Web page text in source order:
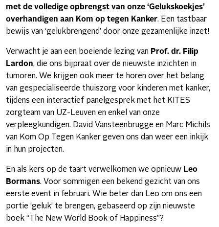
met de volledige opbrengst van onze ‘Gelukskoekjes’
overhandigen aan Kom op tegen Kanker. Een tastbaar
bewijs van ‘gelukbrengend’ door onze gezamenlijke inzet!
Verwacht je aan een boeiende lezing van Prof. dr. Filip
Lardon, die ons bijpraat over de nieuwste inzichten in
tumoren. We krijgen ook meer te horen over het belang
van gespecialiseerde thuiszorg voor kinderen met kanker,
tijdens een interactief panelgesprek met het KITES
zorgteam van UZ-Leuven en enkel van onze
verpleegkundigen. David Vansteenbrugge en Marc Michils
van Kom Op Tegen Kanker geven ons dan weer een inkijk
in hun projecten.
En als kers op de taart verwelkomen we opnieuw Leo
Bormans. Voor sommigen een bekend gezicht van ons
eerste event in februari. Wie beter dan Leo om ons een
portie ‘geluk’ te brengen, gebaseerd op zijn nieuwste
boek “The New World Book of Happiness”?